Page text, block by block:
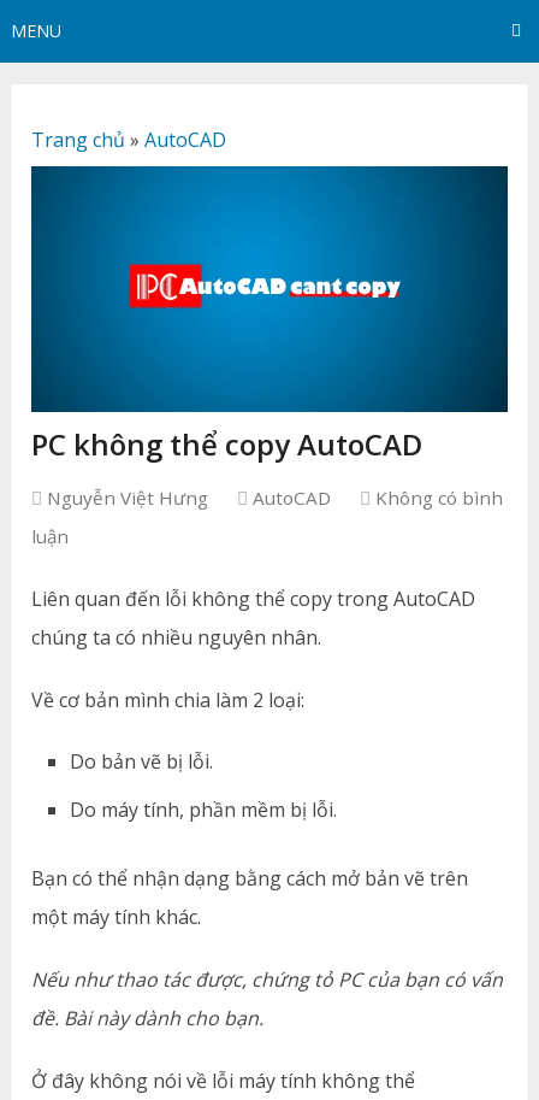
MENU
Trang chủ »AutoCAD
PC không thể copy AutoCAD
Nguyễn Việt Hưng AutoCAD
Không có bình
luận
Liên quan đến lỗi không thể copy trong AutoCAD
chúng ta có nhiều nguyên nhân.
Về cơ bản mình chia làm 2 loại:
Do bản vẽ bị lỗi.
Do máy tính, phần mềm bị lỗi.
Bạn có thể nhận dạng bằng cách mở bản vẽ trên
một máy tính khác.
Nếu như thao tác được, chứng tỏ PC của bạn có vấn
đề. Bài này dành cho bạn.
Ở đây không nói về lỗi máy tính không thể